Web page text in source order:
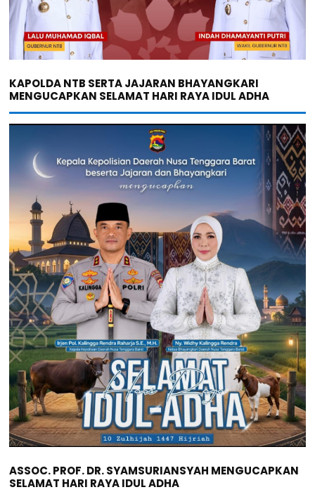
KAPOLDA NTB SERTA JAJARAN BHAYANGKARI
MENGUCAPKAN SELAMAT HARI RAYA IDUL ADHA
ASSOC. PROF. DR. SYAMSURIANSYAH MENGUCAPKAN
SELAMAT HARI RAYA IDUL ADHA